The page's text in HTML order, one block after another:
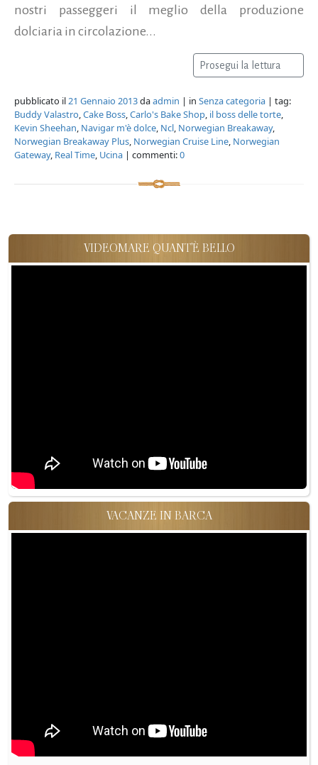
nostri passeggeri il meglio della produzione
dolciaria in circolazione...
Prosegui la lettura
pubblicato il21 Gennaio 2013daadmin | in Senza categoria | tag:
Buddy Valastro,Cake Boss,Carlo's Bake Shop, il boss delle torte,
Kevin Sheehan, Navigar m'è dolce, Ncl, Norwegian Breakaway,
Norwegian Breakaway Plus, Norwegian Cruise Line, Norwegian
Gateway, Real Time, Ucina | commenti:0
VIDEOMARE QUANT'È BELLO
VACANZE IN BARCA